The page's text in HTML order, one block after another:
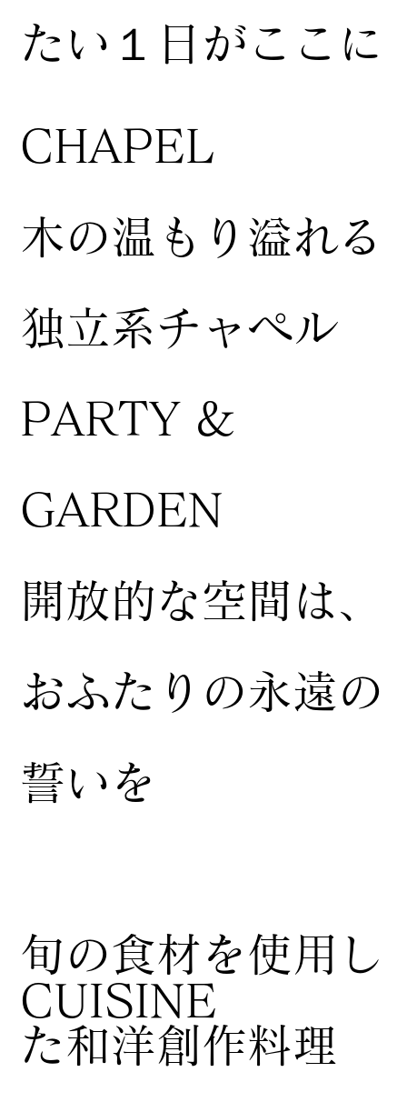
たい１日がここに
CUISINE
​旬の食材を使用し
た和洋創作料理
CHAPEL
木の温もり溢れる
独立系チャペル
PARTY &
GARDEN
開放的な空間は、
おふたりの永遠の
誓いを